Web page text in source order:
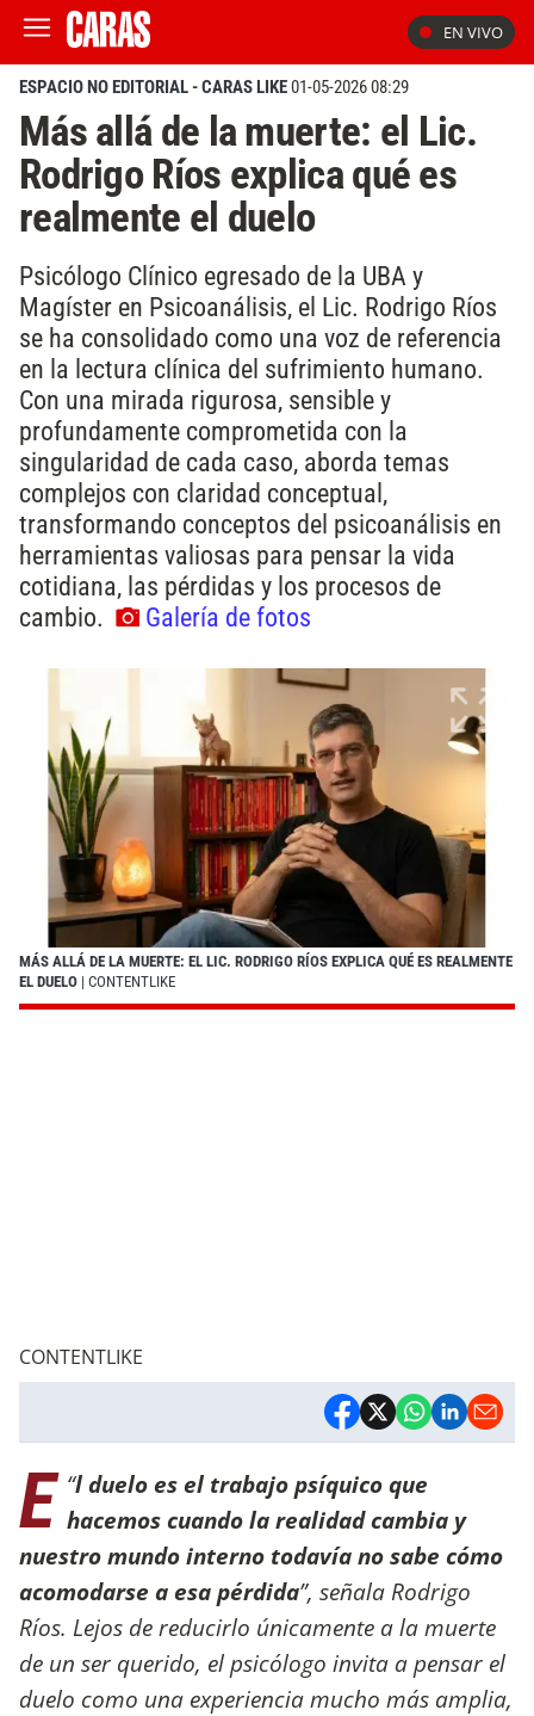
EN VIVO
ESPACIO NO EDITORIAL - CARAS LIKE01-05-2026 08:29
Más allá de la muerte: el Lic.
Rodrigo Ríos explica qué es
realmente el duelo
Psicólogo Clínico egresado de la UBA y
Magíster en Psicoanálisis, el Lic. Rodrigo Ríos
se ha consolidado como una voz de referencia
en la lectura clínica del sufrimiento humano.
Con una mirada rigurosa, sensible y
profundamente comprometida con la
singularidad de cada caso, aborda temas
complejos con claridad conceptual,
transformando conceptos del psicoanálisis en
herramientas valiosas para pensar la vida
cotidiana, las pérdidas y los procesos de
cambio.
Galería de fotos
MÁS ALLÁ DE LA MUERTE: EL LIC. RODRIGO RÍOS EXPLICA QUÉ ES REALMENTE
EL DUELO | CONTENTLIKE
CONTENTLIKE
“
E
l duelo es el trabajo psíquico que
hacemos cuando la realidad cambia y
nuestro mundo interno todavía no sabe cómo
acomodarse a esa pérdida”, señala Rodrigo
Ríos. Lejos de reducirlo únicamente a la muerte
de un ser querido, el psicólogo invita a pensar el
duelo como una experiencia mucho más amplia,